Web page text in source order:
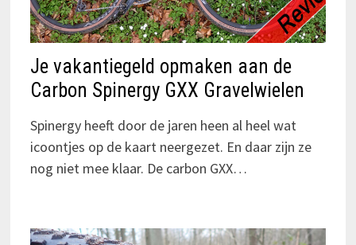
Je vakantiegeld opmaken aan de
Carbon Spinergy GXX Gravelwielen
Spinergy heeft door de jaren heen al heel wat
icoontjes op de kaart neergezet. En daar zijn ze
nog niet mee klaar. De carbon GXX…